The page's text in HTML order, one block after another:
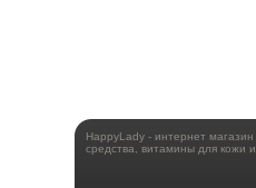
HappyLady - интернет
средства, витамины для кожи